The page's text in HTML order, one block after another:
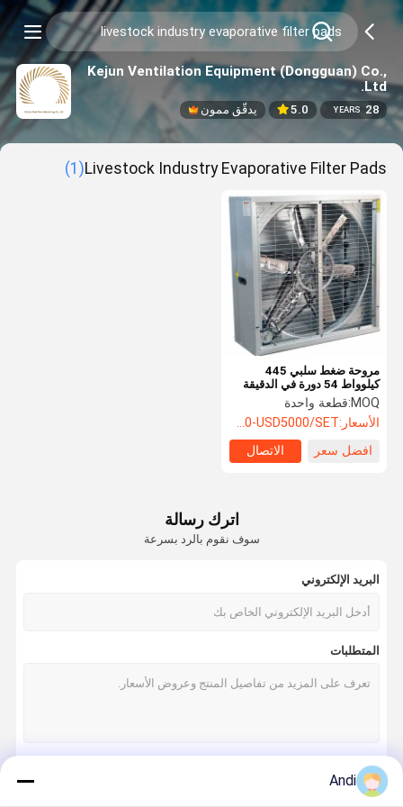
Kejun Ventilation Equipment (Dongguan) Co.,
Ltd.
28
YEARS
5.0 يدقّق ممون
Livestock Industry Evaporative Filter Pads
(1)
مروحة ضغط سلبي 445
كيلوواط 54 دورة في الدقيقة
السرعة الصلب المغلف سهلة
الاستخدام
MOQ: قطعة واحدة
الأسعار:USD500-USD5000/SET
افضل سعر
الاتصال
اترك رسالة
سوف نقوم بالرد بسرعة
البريد الإلكتروني
المتطلبات
Andi